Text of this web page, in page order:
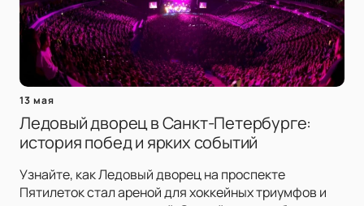
13 мая
Ледовый дворец в Санкт-Петербурге:
история побед и ярких событий
Узнайте, как Ледовый дворец на проспекте
Пятилеток стал ареной для хоккейных триумфов и